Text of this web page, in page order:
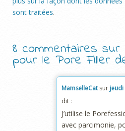
sont traitées.
8 commentaires sur
pour le Pore Filler
MamselleCatsur jeudi
dit :
J’utilise le
avec parcimonie,